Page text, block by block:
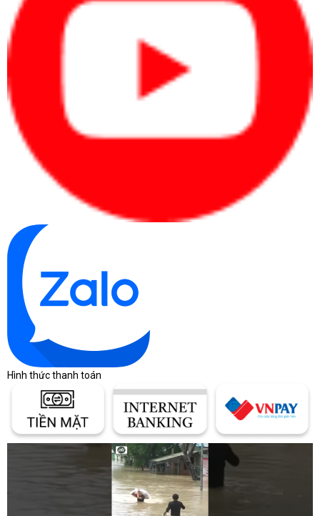
Hình thức thanh toán